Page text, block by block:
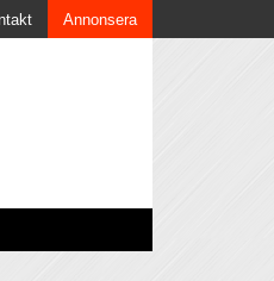
Annonsera